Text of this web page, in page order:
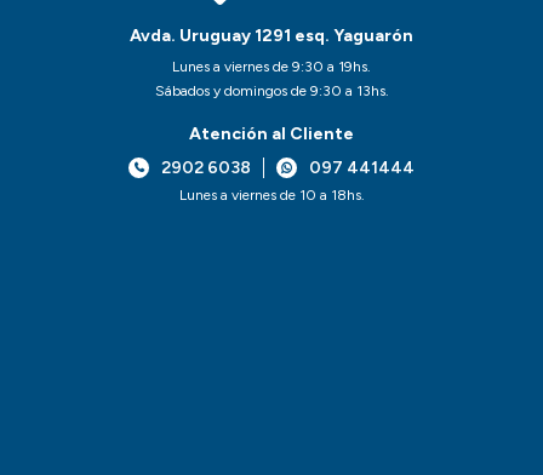
Avda. Uruguay 1291 esq. Yaguarón
Lunes a viernes de 9:30 a 19hs.
Sábados y domingos de 9:30 a 13hs.
Atención al Cliente
2902 6038
097 441444
Lunes a viernes de 10 a 18hs.